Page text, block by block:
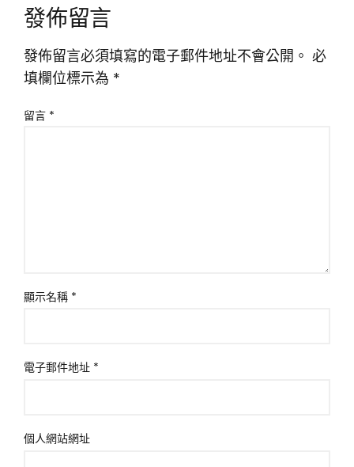
發佈留言
發佈留言必須填寫的電子郵件地址不會公開。 必
填欄位標示為 *
留言 *
顯示名稱 *
電子郵件地址 *
個人網站網址